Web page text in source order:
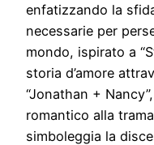
enfatizzando la
necessarie per
mondo, ispirato a
storia d’amore
“Jonathan +
romantico alla
simboleggia la